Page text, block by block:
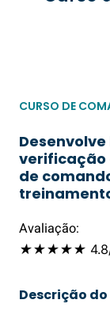
CURSO DE
verificação
de
Avaliação:
★★★★★
Descrição do